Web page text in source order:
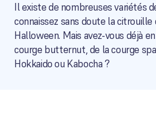
Il existe de nombreuses variétés
connaissez sans doute la citrouille
Halloween. Mais avez-vous déjà
courge butternut, de la courge
Hokkaido ou Kabocha ?